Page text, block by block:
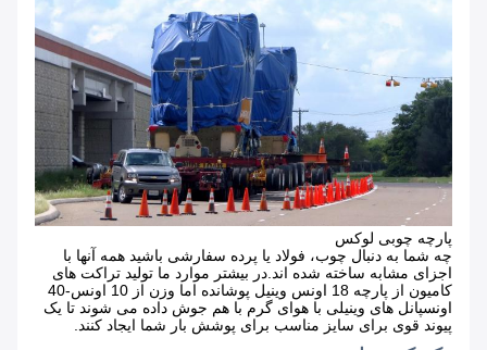
پارچه چوبی لوکس
چه شما به دنبال چوب، فولاد یا پرده سفارشی باشید همه آنها با
اجزای مشابه ساخته شده اند.در بیشتر موارد ما تولید تراکت های
کامیون از پارچه 18 اونس وینیل پوشانده اما وزن از 10 اونس-40
اونسپانل های وینیلی با هوای گرم با هم جوش داده می شوند تا یک
پیوند قوی برای سایز مناسب برای پوشش بار شما ایجاد کنند.